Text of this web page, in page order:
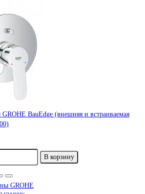
BauEdge (внешняя и встраиваемая
В корзину